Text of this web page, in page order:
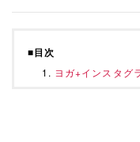
■目次
ヨガ+インスタグ